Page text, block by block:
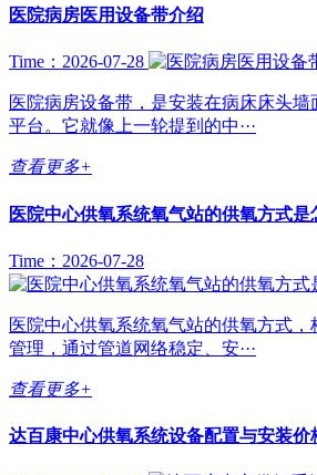
医院病房医用设备带介绍
Time：2026-07-28
医院病房设备带，是安装在病床床头
平台。它就像上一轮提到的中···
查看更多+
医院中心供氧系统氧气站的供氧方式是
Time：2026-07-28
医院中心供氧系统氧气站的供氧方式，
管理，通过管道网络稳定、安···
查看更多+
达百康中心供氧系统设备配置与安装价